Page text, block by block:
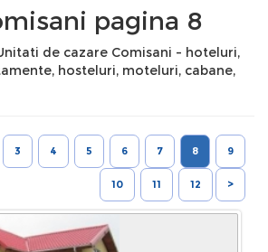
pagina 8
de cazare Comisani - hoteluri,
hosteluri, moteluri, cabane,
3 4 5 6 7 8 9
10 11 12 >